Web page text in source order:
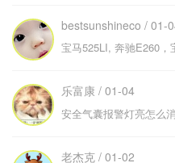
bestsunshineco / 01-
宝马525LI, 奔驰E260，
乐富康 / 01-04
安全气囊报警灯亮怎么消
老杰克 / 01-02